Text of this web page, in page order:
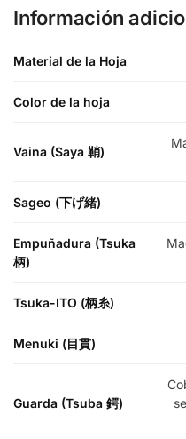
Información
Material de la Hoja
Color de la hoja
Vaina (Saya 鞘)
Sageo (下げ緒)
Empuñadura (Tsuka
柄)
Tsuka-ITO (柄糸)
Menuki (目貫)
Guarda (Tsuba 鍔)